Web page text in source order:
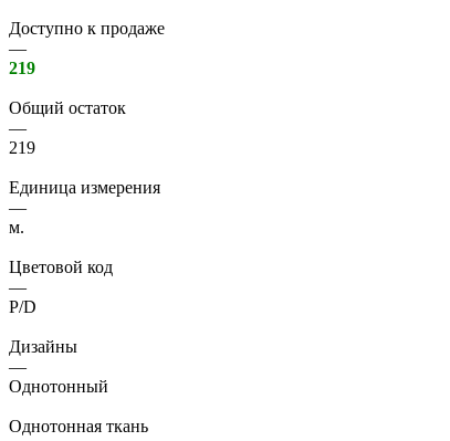
Доступно к продаже
—
219
Общий остаток
—
219
Единица измерения
—
м.
Цветовой код
—
P/D
Дизайны
—
Однотонный
Однотонная ткань